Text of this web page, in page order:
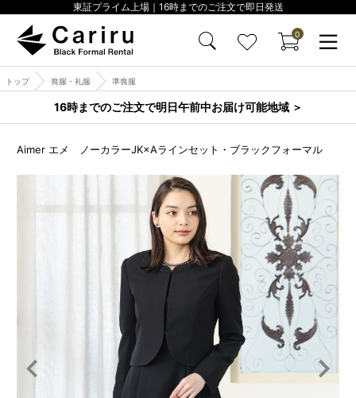
東証プライム上場｜16時までのご注文で即日発送
0
トップ 喪服・礼服 準喪服
16時までのご注文で明日午前中お届け可能地域 ＞
Aimer エメ ノーカラーJK×Aラインセット・ブラックフォーマル